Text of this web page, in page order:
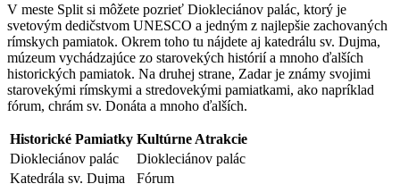
V meste Split si môžete pozrieť Diokleciánov palác, ktorý je
svetovým dedičstvom UNESCO a jedným z najlepšie zachovaných
rímskych pamiatok. Okrem toho tu nájdete aj katedrálu sv. Dujma,
múzeum vychádzajúce zo starovekých histórií a mnoho ďalších
historických pamiatok. Na druhej strane, Zadar je známy svojimi
starovekými rímskymi a stredovekými pamiatkami, ako napríklad
fórum, chrám sv. Donáta a mnoho ďalších.
Historické Pamiatky Kultúrne Atrakcie
Diokleciánov palác
Diokleciánov palác
Katedrála sv. Dujma
Fórum